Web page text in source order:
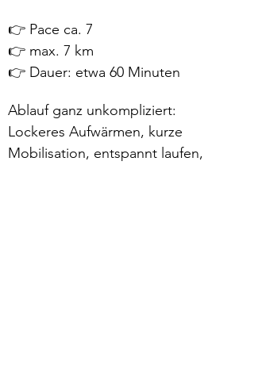
👉 Pace ca. 7
👉 max. 7 km
👉 Dauer: etwa 60 Minuten
Ablauf ganz unkompliziert:
Lockeres Aufwärmen, kurze
Mobilisation, entspannt laufen,